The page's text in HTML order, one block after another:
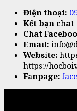
Điện thoại:
Kết bạn chat
Chat
Email:
Website:
https://
Fanpage: